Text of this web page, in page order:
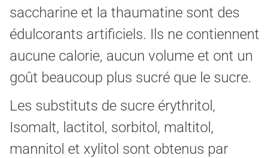
saccharine et la thaumatine sont des
édulcorants artificiels. Ils ne contiennent
aucune calorie, aucun volume et ont un
goût beaucoup plus sucré que le sucre.
Les substituts de sucre érythritol,
Isomalt, lactitol, sorbitol, maltitol,
mannitol et xylitol sont obtenus par